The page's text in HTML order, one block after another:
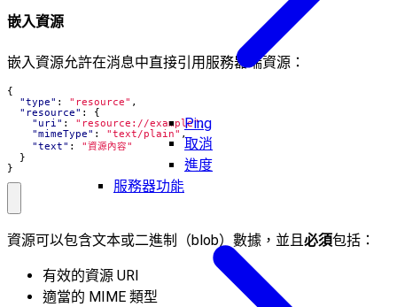
Ping
取消
進度
服務器功能
嵌入資源
嵌入資源允許在消息中直接引用服務器端資源：
{
"type" : "resource" ,
"resource" :
{
"uri" : "resource://example",
"mimeType" : "text/plain" ,
"text" :
"資源內容"
}
}
資源可以包含文本或二進制（blob）數據，並且必須包括：
有效的資源 URI
適當的 MIME 類型